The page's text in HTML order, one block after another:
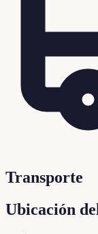
Transporte
Ubicación